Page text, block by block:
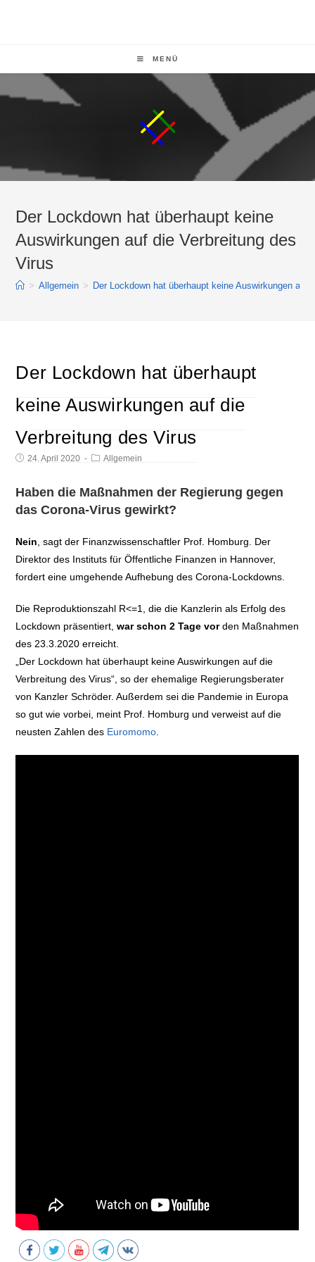
MENÜ
Der Lockdown hat überhaupt keine
Auswirkungen auf die Verbreitung des
Virus
> Allgemein > Der Lockdown hat überhaupt keine Auswirkungen auf
Der Lockdown hat überhaupt
keine Auswirkungen auf die
Verbreitung des Virus
24. April 2020 Allgemein
Haben die Maßnahmen der Regierung gegen
das Corona-Virus gewirkt?
Nein , sagt der Finanzwissenschaftler Prof. Homburg. Der
Direktor des Instituts für Öffentliche Finanzen in Hannover,
fordert eine umgehende Aufhebung des Corona-Lockdowns.
Die Reproduktionszahl R<=1, die die Kanzlerin als Erfolg des
Lockdown präsentiert,war schon 2 Tage vorden Maßnahmen
des 23.3.2020 erreicht.
„Der Lockdown hat überhaupt keine Auswirkungen auf die
Verbreitung des Virus“, so der ehemalige Regierungsberater
von Kanzler Schröder. Außerdem sei die Pandemie in Europa
so gut wie vorbei, meint Prof. Homburg und verweist auf die
neusten Zahlen des Euromomo